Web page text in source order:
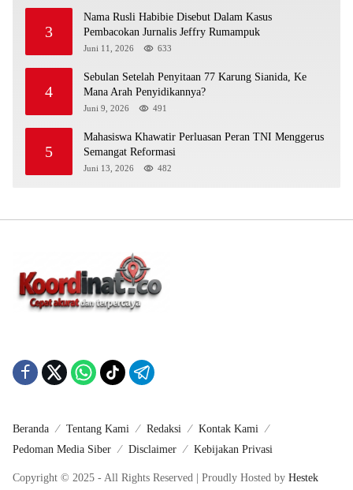
3
Nama Rusli Habibie Disebut Dalam Kasus
Pembacokan Jurnalis Jeffry Rumampuk
Juni 11, 2026 633
4
Sebulan Setelah Penyitaan 77 Karung Sianida, Ke
Mana Arah Penyidikannya?
Juni 9, 2026 491
5
Mahasiswa Khawatir Perluasan Peran TNI Menggerus
Semangat Reformasi
Juni 13, 2026 482
Beranda Tentang Kami Redaksi
Kontak Kami
Pedoman Media Siber
Disclaimer Kebijakan Privasi
Copyright © 2025 - All Rights Reserved | Proudly Hosted by Hestek